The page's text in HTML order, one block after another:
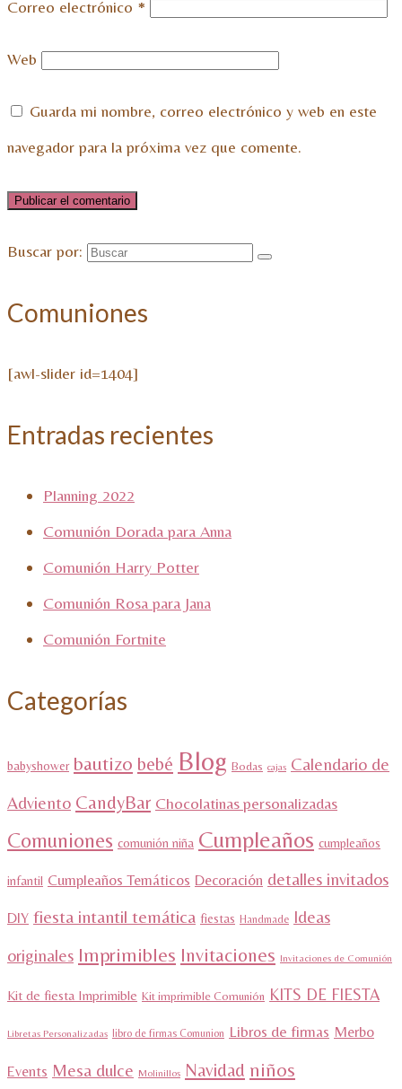
Correo electrónico *
Web
Guarda mi nombre, correo electrónico y web en este
navegador para la próxima vez que comente.
Buscar por:
Comuniones
[awl-slider id=1404]
Entradas recientes
Planning 2022
Comunión Dorada para Anna
Comunión Harry Potter
Comunión Rosa para Jana
Comunión Fortnite
Categorías
babyshower bautizo bebé Blog Bodas cajas Calendario de
Adviento CandyBar Chocolatinas personalizadas
Comuniones comunión niña Cumpleaños cumpleaños
infantil Cumpleaños Temáticos Decoración detalles invitados
DIY fiesta intantil temática fiestas Handmade Ideas
originales Imprimibles Invitaciones Invitaciones de Comunión
Kit de fiesta Imprimible Kit imprimible Comunión KITS DE FIESTA
Libretas Personalizadas libro de firmas Comunion Libros de firmas Merbo
Events Mesa dulce Molinillos Navidad niños